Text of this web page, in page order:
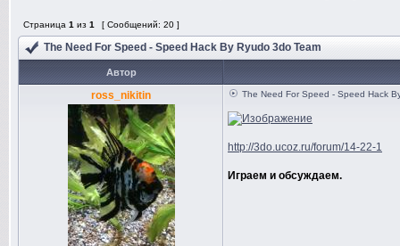
Страница 1 из 1 [ Сообщений: 20 ]
The Need For Speed - Speed Hack By Ryudo 3do Team
Автор
ross_nikitin The Need For Speed - Speed Hack
http://3do.ucoz.ru/forum/14-22-1
Играем и обсуждаем.